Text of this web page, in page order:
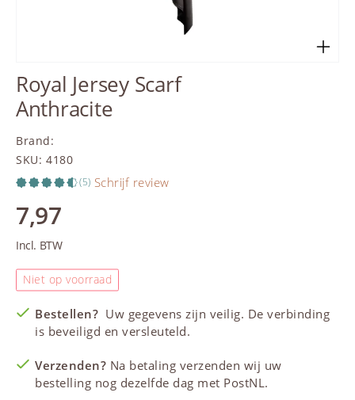
Royal Jersey Scarf
Anthracite
Brand:
SKU: 4180
(5) Schrijf review
7,97
Incl. BTW
Niet op voorraad
Bestellen? Uw gegevens zijn veilig. De verbinding
is beveiligd en versleuteld.
Verzenden? Na betaling verzenden wij uw
bestelling nog dezelfde dag met PostNL.